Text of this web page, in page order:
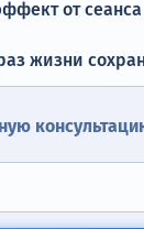
от сеанса
жизни